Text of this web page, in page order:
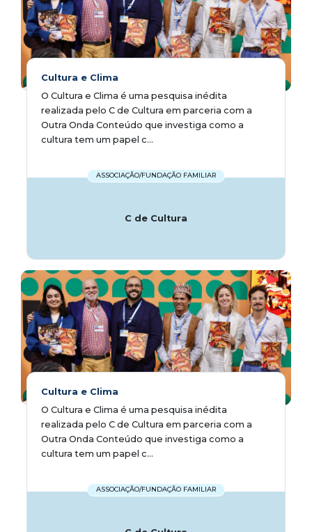
Cultura e Clima
O Cultura e Clima é uma pesquisa inédita
realizada pelo C de Cultura em parceria com a
Outra Onda Conteúdo que investiga como a
cultura tem um papel c...
ASSOCIAÇÃO/FUNDAÇÃO FAMILIAR
C de Cultura
Cultura e Clima
O Cultura e Clima é uma pesquisa inédita
realizada pelo C de Cultura em parceria com a
Outra Onda Conteúdo que investiga como a
cultura tem um papel c...
ASSOCIAÇÃO/FUNDAÇÃO FAMILIAR